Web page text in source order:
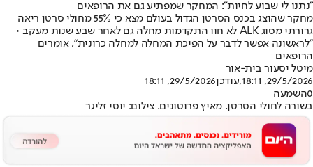
"נתנו לי שבוע לחיות": המחקר שמפתיע גם את הרופאים
מחקר שהוצג בכנס הסרטן הגדול בעולם מצא כי 55% מחולי סרטן ריאה
גרורתי מסוג ALK לא חוו התקדמות מחלה גם לאחר שבע שנות מעקב •
"לראשונה אפשר לדבר על הפיכת המחלה למחלה כרונית", אומרים
הרופאים
מיטל יסעור בית-אור
29/5/2026, 18:11
,עודכן29/5/2026, 18:11
0השמעה
בשורה לחולי הסרטן. מאיץ פרוטונים. צילום: יוסי זליגר